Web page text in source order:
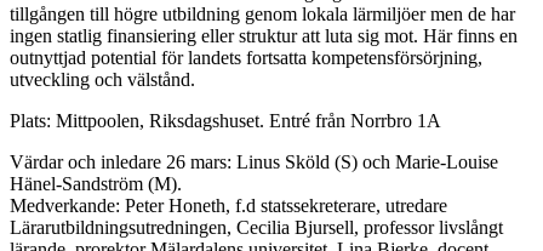
tillgången till högre utbildning genom lokala lärmiljöer men de har
ingen statlig finansiering eller struktur att luta sig mot. Här finns en
outnyttjad potential för landets fortsatta kompetensförsörjning,
utveckling och välstånd.
Plats: Mittpoolen, Riksdagshuset. Entré från Norrbro 1A
Värdar och inledare 26 mars: Linus Sköld (S) och Marie-Louise
Hänel-Sandström (M).
Medverkande: Peter Honeth, f.d statssekreterare, utredare
Lärarutbildningsutredningen, Cecilia Bjursell, professor livslångt